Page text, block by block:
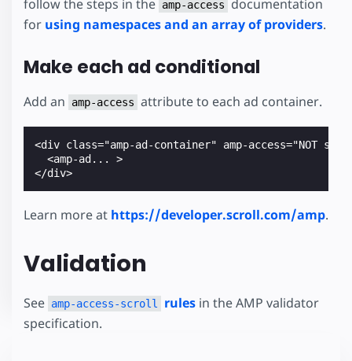
follow the steps in the amp-access
documentation
for using namespaces and an array of providers.
Make each ad conditional
Add an amp-access attribute to each ad container.
<div class="amp-ad-container" amp-access="NOT
  <amp-ad... >
Learn more at https://developer.scroll.com/amp.
Validation
See amp-access-scroll rules in the AMP validator
specification.